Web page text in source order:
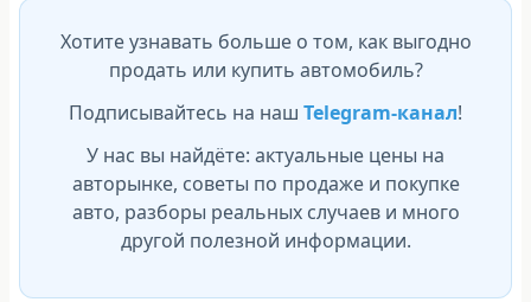
Хотите узнавать больше о том, как выгодно
продать или купить автомобиль?
Подписывайтесь на наш Telegram-канал!
У нас вы найдёте: актуальные цены на
авторынке, советы по продаже и покупке
авто, разборы реальных случаев и много
другой полезной информации.